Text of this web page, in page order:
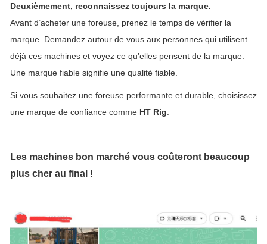
Deuxièmement, reconnaissez toujours la marque.
Avant d’acheter une foreuse, prenez le temps de vérifier la
marque. Demandez autour de vous aux personnes qui utilisent
déjà ces machines et voyez ce qu’elles pensent de la marque.
Une marque fiable signifie une qualité fiable.
Si vous souhaitez une foreuse performante et durable, choisissez
une marque de confiance comme HT Rig
Les machines bon marché vous coûteront beaucoup
plus cher au final !